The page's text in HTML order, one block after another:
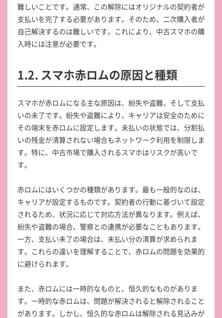
難しいことです。通常、この解除にはオリジナルの契約者が
支払いを完了する必要があります。そのため、二次購入者が
自己解決するのは難しいです。これにより、中古スマホの購
入時には注意が必要です。
1.2. スマホ赤ロムの原因と種類
スマホが赤ロムになる主な原因は、紛失や盗難、そして支払
いの未了です。紛失や盗難により、キャリアは安全のために
その端末を赤ロムに設定します。未払いの状態では、分割払
いの残金が清算されない場合もネットワーク利用を制限しま
す。特に、中古市場で購入されるスマホはリスクが高いで
す。
赤ロムにはいくつかの種類があります。最も一般的なのは、
キャリアが設定するものです。契約者の行動に基づいて設定
されるため、状況に応じて対応方法が異なります。例えば、
紛失や盗難の場合、警察との連携が必要なこともあります。
一方、支払い未了の場合は、未払い分の清算が求められま
す。これらの違いを理解することで、赤ロムの問題を効果的
に避けられます。
また、赤ロムには一時的なものと、恒久的なものがありま
す。一時的な赤ロムは、問題が解決されると解除されること
があります。しかし、恒久的な赤ロムは解除される見込みが